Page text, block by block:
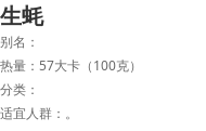
生蚝
别名：
热量：57大卡（100克）
分类：
适宜人群：。